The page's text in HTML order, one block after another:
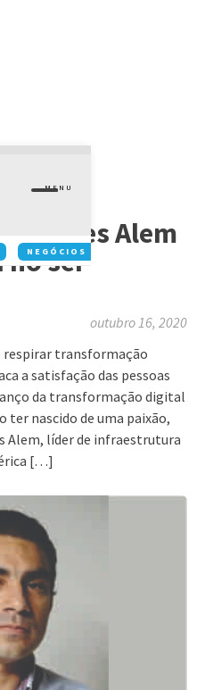
MENU
NEGÓCIOS
Ulisses Alem
no ser
outubro 16, 2020
respirar transformação
a satisfação das pessoas
da transformação digital
ter nascido de uma paixão,
Alem, líder de infraestrutura
[…]